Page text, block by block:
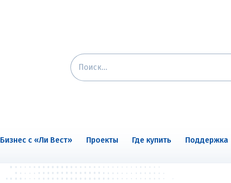
Бизнес с «Ли Вест» Проекты Где купить Поддержка